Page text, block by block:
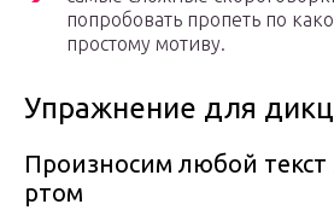
попробовать пропеть по
простому мотиву.
Упражнение для
Произносим любой
ртом